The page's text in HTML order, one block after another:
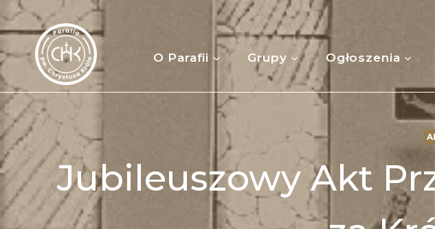
Przejdź
do
treści
O Parafii Grupy Ogłoszenia
Jubileuszowy Akt